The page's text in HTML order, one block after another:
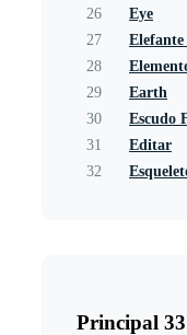
26
Eye
27
Elefante
28
29
Earth
30
Escudo
31
Editar
32
Principal